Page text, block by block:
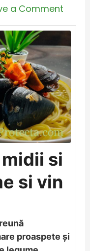
a Comment
si
si vin
proaspete și